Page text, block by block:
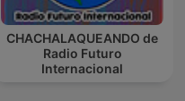
CHACHALAQUEANDO de
Radio Futuro
Internacional